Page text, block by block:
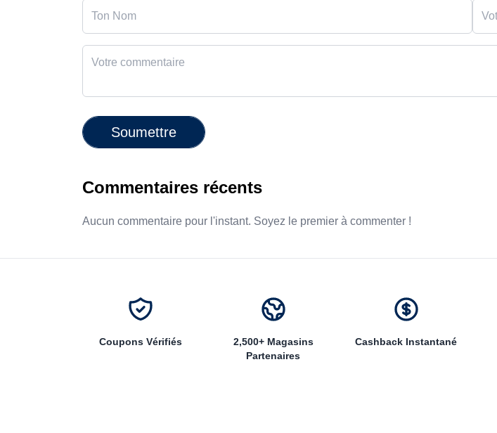
Soumettre
Commentaires récents
Aucun commentaire pour l'instant. Soyez le premier à commenter !
Coupons Vérifiés
2,500+ Magasins
Partenaires
Cashback Instantané